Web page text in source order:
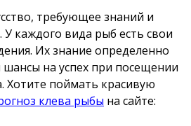
требующее знаний и
каждого вида рыб есть свои
Их знание определенно
на успех при посещении
Хотите поймать красивую
клева рыбы на сайте: